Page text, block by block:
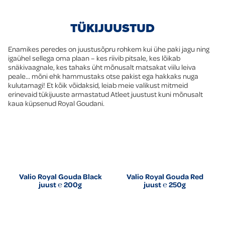
TÜKIJUUSTUD
Enamikes peredes on juustusõpru rohkem kui ühe paki jagu ning
igaühel sellega oma plaan – kes riivib pitsale, kes lõikab
snäkivaagnale, kes tahaks üht mõnusalt matsakat viilu leiva
peale... mõni ehk hammustaks otse pakist ega hakkaks nuga
kulutamagi! Et kõik võidaksid, leiab meie valikust mitmeid
erinevaid tükijuuste armastatud Atleet juustust kuni mõnusalt
kaua küpsenud Royal Goudani.
Valio Royal Gouda Black
juust ℮ 200g
Valio Royal Gouda Red
juust ℮ 250g